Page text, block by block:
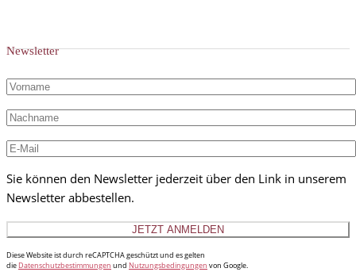
Newsletter
Sie können den Newsletter jederzeit über den Link in unserem
Newsletter abbestellen.
Diese Website ist durch reCAPTCHA geschützt und es gelten
die Datenschutzbestimmungen und Nutzungsbedingungen von Google.